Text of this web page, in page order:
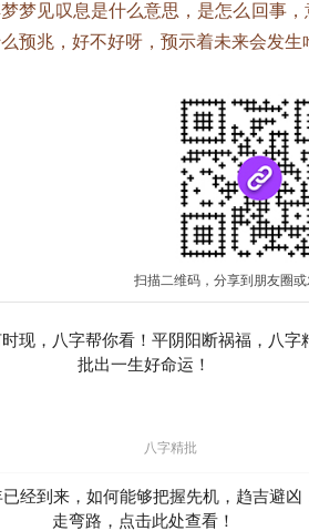
梦见叹息是什么意思，是怎么回事
预兆，好不好呀，预示着未来会发生
扫描二维码，分享到朋友圈或
现，八字帮你看！平阴阳断祸福，八字
批出一生好命运！
八字精批
已经到来，如何能够把握先机，趋吉避凶
走弯路，点击此处查看！